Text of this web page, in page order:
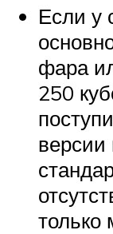
Если у
фара
250
версии
только